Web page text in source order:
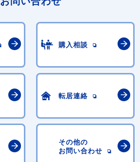
購入相談
転居連絡
その他の
お問い合わせ